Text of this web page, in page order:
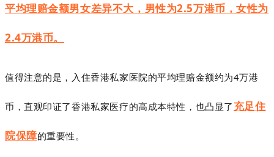
平均理赔金额男女差异不大，男性为2.5万港币，女性为
2.4万港币。
值得注意的是，入住香港私家医院的平均理赔金额约为4万港
币，直观印证了香港私家医疗的高成本特性，也凸显了 充足住
院保障的重要性。